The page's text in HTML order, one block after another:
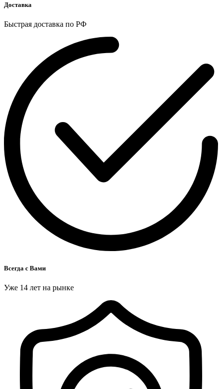
Доставка
Быстрая доставка по РФ
Всегда с Вами
Уже 14 лет на рынке